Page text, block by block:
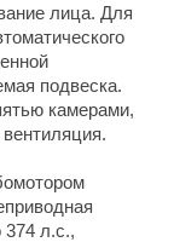
лица. Для
подвеска.
камерами,
374 л.с.,